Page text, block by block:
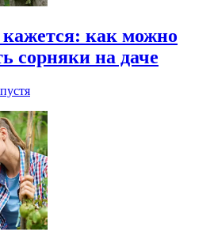
как можно
сорняки на даче